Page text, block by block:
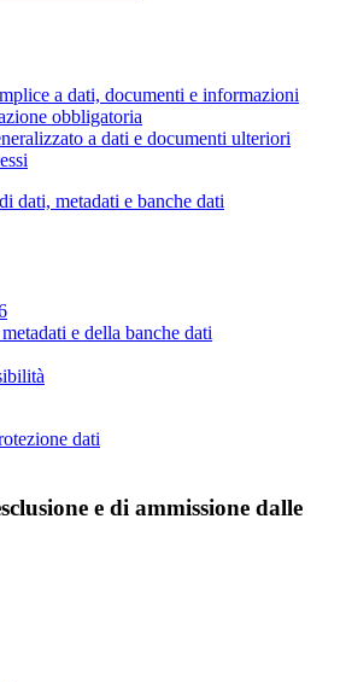
a dati, documenti e informazioni
obbligatoria
a dati e documenti ulteriori
dati, metadati e banche dati
e della banche dati
dati
e di ammissione dalle